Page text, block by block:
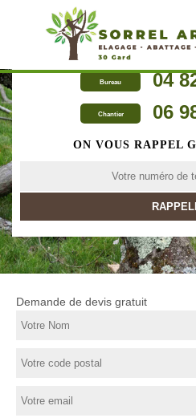
Bureau 04
Chantier 06
ON VOUS RAPPEL
Demande de devis gratuit